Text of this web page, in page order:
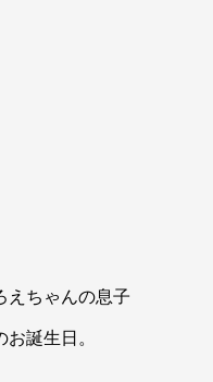
えちゃんの息子
誕生日。